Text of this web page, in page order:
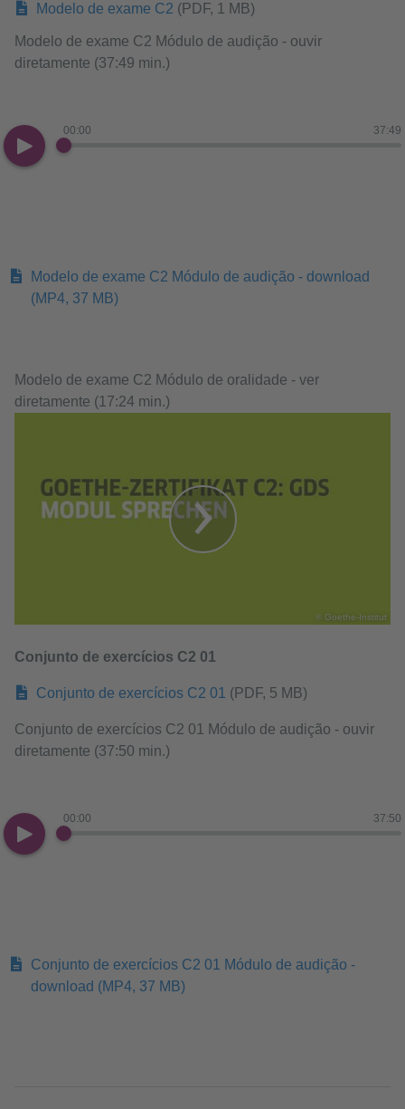
Modelo de exame C2 (PDF, 1 MB)
Modelo de exame C2 Módulo de audição - ouvir
diretamente (37:49 min.)
00:00 37:49
Modelo de exame C2 Módulo de audição - download
(MP4, 37 MB)
Modelo de exame C2 Módulo de oralidade - ver
diretamente (17:24 min.)
© Goethe-Institut
Conjunto de exercícios C2 01
Conjunto de exercícios C2 01 (PDF, 5 MB)
Conjunto de exercícios C2 01 Módulo de audição - ouvir
diretamente (37:50 min.)
00:00 37:50
Conjunto de exercícios C2 01 Módulo de audição -
download (MP4, 37 MB)